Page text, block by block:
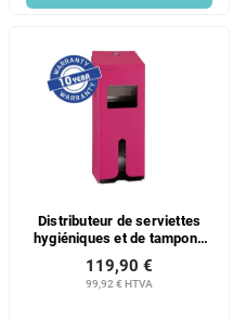
Distributeur de serviettes
hygiéniques et de tampons
Merida STELLA en acier
inoxydable fuchsia mat
99,92 € HTVA
119,90 €